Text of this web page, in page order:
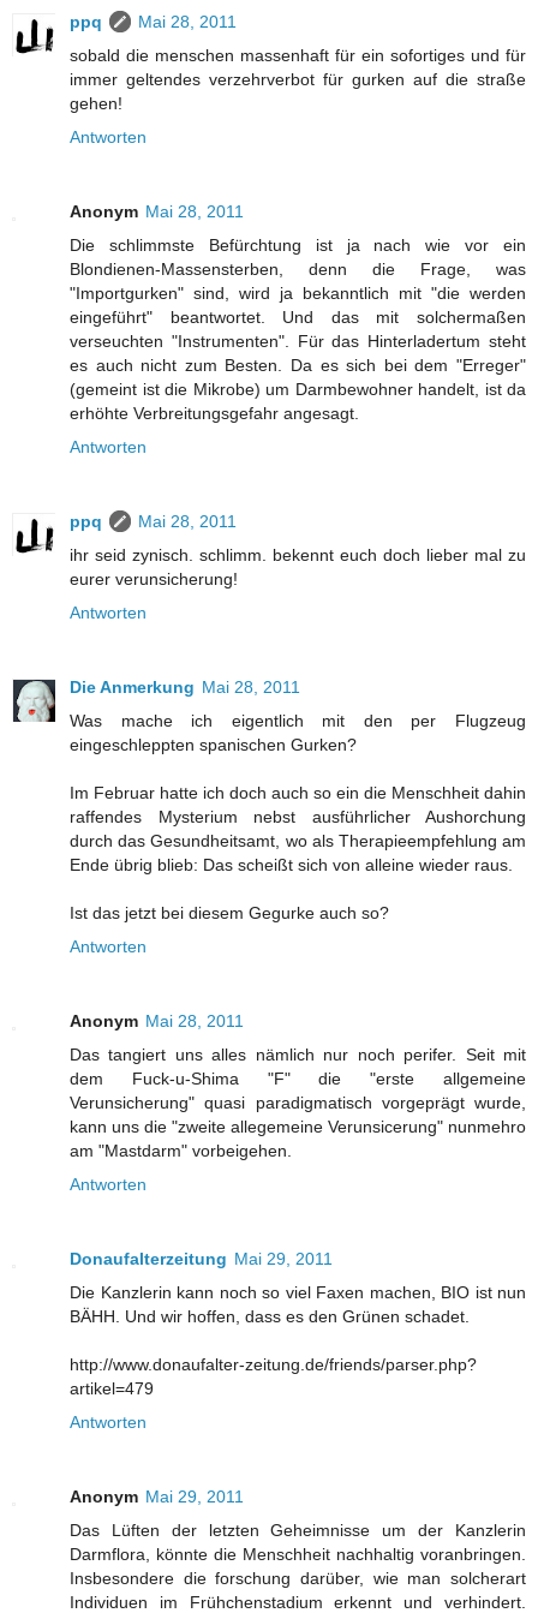
ppq
Mai 28, 2011
sobald die menschen massenhaft für ein sofortiges und für
immer geltendes verzehrverbot für gurken auf die straße
gehen!
Antworten
Anonym Mai 28, 2011
Die schlimmste Befürchtung ist ja nach wie vor ein
Blondienen-Massensterben, denn die Frage, was
"Importgurken" sind, wird ja bekanntlich mit "die werden
eingeführt" beantwortet. Und das mit solchermaßen
verseuchten "Instrumenten". Für das Hinterladertum steht
es auch nicht zum Besten. Da es sich bei dem "Erreger"
(gemeint ist die Mikrobe) um Darmbewohner handelt, ist da
erhöhte Verbreitungsgefahr angesagt.
Antworten
ppq
Mai 28, 2011
ihr seid zynisch. schlimm. bekennt euch doch lieber mal zu
eurer verunsicherung!
Antworten
Die Anmerkung Mai 28, 2011
Was mache ich eigentlich mit den per Flugzeug
eingeschleppten spanischen Gurken?
Im Februar hatte ich doch auch so ein die Menschheit dahin
raffendes Mysterium nebst ausführlicher Aushorchung
durch das Gesundheitsamt, wo als Therapieempfehlung am
Ende übrig blieb: Das scheißt sich von alleine wieder raus.
Ist das jetzt bei diesem Gegurke auch so?
Antworten
Anonym Mai 28, 2011
Das tangiert uns alles nämlich nur noch perifer. Seit mit
dem Fuck-u-Shima "F" die "erste allgemeine
Verunsicherung" quasi paradigmatisch vorgeprägt wurde,
kann uns die "zweite allegemeine Verunsicerung" nunmehro
am "Mastdarm" vorbeigehen.
Antworten
Donaufalterzeitung Mai 29, 2011
Die Kanzlerin kann noch so viel Faxen machen, BIO ist nun
BÄHH. Und wir hoffen, dass es den Grünen schadet.
http://www.donaufalter-zeitung.de/friends/parser.php?
artikel=479
Antworten
Anonym Mai 29, 2011
Das Lüften der letzten Geheimnisse um der Kanzlerin
Darmflora, könnte die Menschheit nachhaltig voranbringen.
Insbesondere die forschung darüber, wie man solcherart
Individuen im Frühchenstadium erkennt und verhindert.